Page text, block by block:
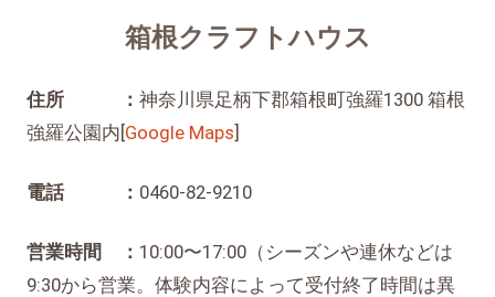
箱根クラフトハウス
住所 ： 神奈川県足柄下郡箱根町強羅1300 箱根
強羅公園内[Google Maps]
電話 ： 0460-82-9210
営業時間 ： 10:00〜17:00（シーズンや連休などは
9:30から営業。体験内容によって受付終了時間は異